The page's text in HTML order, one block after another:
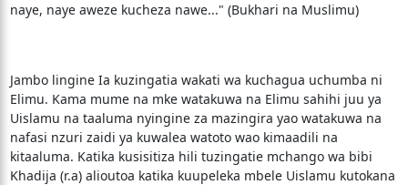
naye, naye aweze kucheza nawe..." (Bukhari na Muslimu)
Jambo lingine Ia kuzingatia wakati wa kuchagua uchumba ni
Elimu. Kama mume na mke watakuwa na Elimu sahihi juu ya
Uislamu na taaluma nyingine za mazingira yao watakuwa na
nafasi nzuri zaidi ya kuwalea watoto wao kimaadili na
kitaaluma. Katika kusisitiza hili tuzingatie mchango wa bibi
Khadija (r.a) alioutoa katika kuupeleka mbele Uislamu kutokana